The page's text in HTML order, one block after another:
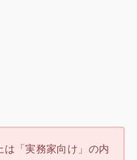
「実務家向け」の内